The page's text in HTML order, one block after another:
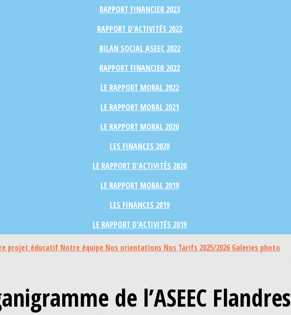
RAPPORT FINANCIER 2023
RAPPORT D'ACTIVITÉS 2022
BILAN SOCIAL ASEEC 2022
RAPPORT FINANCIER 2022
LE RAPPORT MORAL 2022
LE RAPPORT MORAL 2021
LE RAPPORT MORAL 2020
LES FINANCES 2020
LE RAPPORT D'ACTIVITÉS 2020
LE RAPPORT MORAL 2019
LES FINANCES 2019
LE RAPPORT D'ACTIVITÉS 2019
projet éducatif Notre équipe Nos orientations Nos Tarifs 2025/2026 Galeries photo
de l’ASEEC Flandres